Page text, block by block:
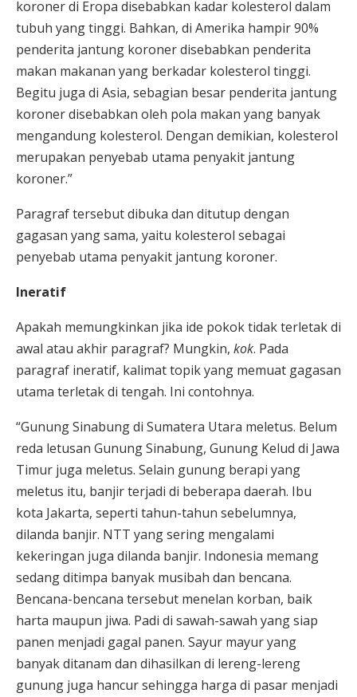
koroner di Eropa disebabkan kadar kolesterol dalam
tubuh yang tinggi. Bahkan, di Amerika hampir 90%
penderita jantung koroner disebabkan penderita
makan makanan yang berkadar kolesterol tinggi.
Begitu juga di Asia, sebagian besar penderita jantung
koroner disebabkan oleh pola makan yang banyak
mengandung kolesterol. Dengan demikian, kolesterol
merupakan penyebab utama penyakit jantung
koroner.”
Paragraf tersebut dibuka dan ditutup dengan
gagasan yang sama, yaitu kolesterol sebagai
penyebab utama penyakit jantung koroner.
Ineratif
Apakah memungkinkan jika ide pokok tidak terletak di
awal atau akhir paragraf? Mungkin, kok. Pada
paragraf ineratif, kalimat topik yang memuat gagasan
utama terletak di tengah. Ini contohnya.
“Gunung Sinabung di Sumatera Utara meletus. Belum
reda letusan Gunung Sinabung, Gunung Kelud di Jawa
Timur juga meletus. Selain gunung berapi yang
meletus itu, banjir terjadi di beberapa daerah. Ibu
kota Jakarta, seperti tahun-tahun sebelumnya,
dilanda banjir. NTT yang sering mengalami
kekeringan juga dilanda banjir. Indonesia memang
sedang ditimpa banyak musibah dan bencana.
Bencana-bencana tersebut menelan korban, baik
harta maupun jiwa. Padi di sawah-sawah yang siap
panen menjadi gagal panen. Sayur mayur yang
banyak ditanam dan dihasilkan di lereng-lereng
gunung juga hancur sehingga harga di pasar menjadi